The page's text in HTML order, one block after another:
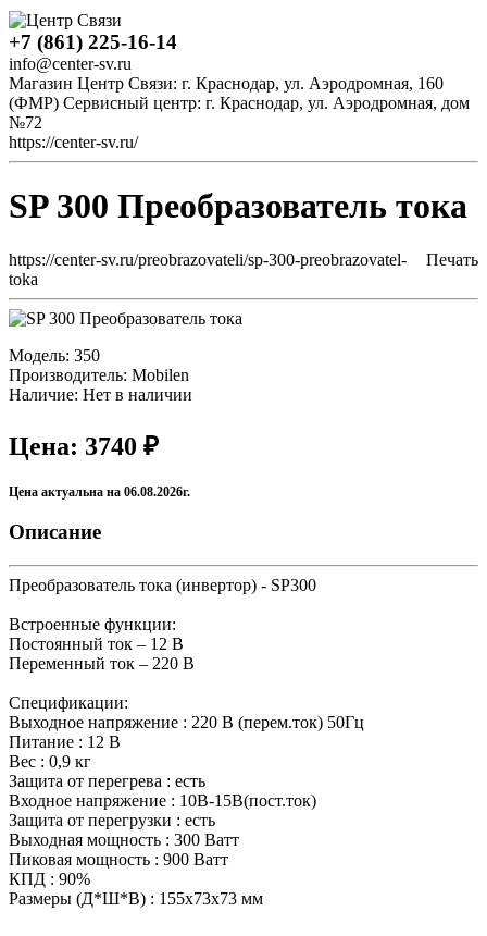
+7 (861) 225-16-14
info@center-sv.ru
Магазин Центр Связи: г. Краснодар, ул. Аэродромная, 160
(ФМР) Сервисный центр: г. Краснодар, ул. Аэродромная, дом
№72
https://center-sv.ru/
SP 300 Преобразователь тока
Печать
https://center-sv.ru/preobrazovateli/sp-300-preobrazovatel-
toka
Модель: 350
Производитель: Mobilen
Наличие: Нет в наличии
Цена: 3740 ₽
Цена актуальна на 06.08.2026г.
Описание
Преобразователь тока (инвертор) - SP300
Встроенные функции:
Постоянный ток – 12 В
Переменный ток – 220 В
Спецификации:
Выходное напряжение : 220 В (перем.ток) 50Гц
Питание : 12 В
Вес : 0,9 кг
Защита от перегрева : есть
Входное напряжение : 10В-15В(пост.ток)
Защита от перегрузки : есть
Выходная мощность : 300 Ватт
Пиковая мощность : 900 Ватт
КПД : 90%
Размеры (Д*Ш*В) : 155х73х73 мм